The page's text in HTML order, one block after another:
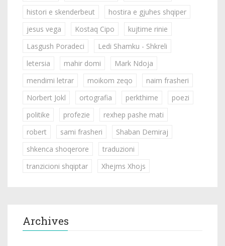
histori e skenderbeut
hostira e gjuhes shqiper
jesus vega
Kostaq Cipo
kujtime rinie
Lasgush Poradeci
Ledi Shamku - Shkreli
letersia
mahir domi
Mark Ndoja
mendimi letrar
moikom zeqo
naim frasheri
Norbert Jokl
ortografia perkthime
poezi
politike
profezie
rexhep pashe mati
robert
sami frasheri
Shaban Demiraj
shkenca shoqerore
traduzioni
tranzicioni shqiptar
Xhejms Xhojs
Archives